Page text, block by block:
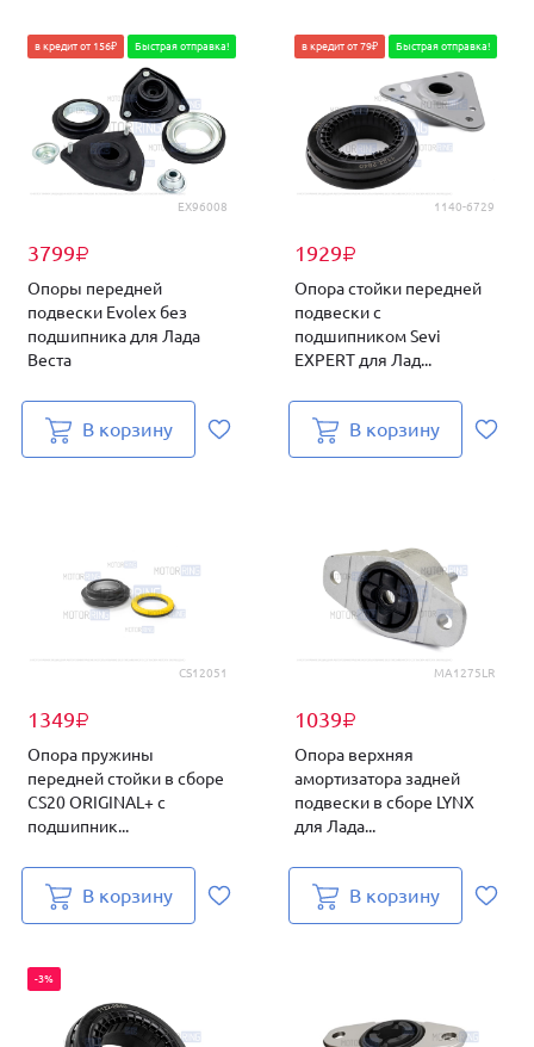
EX96008
3799₽
в кредит от 156₽ Быстрая отправка!
Опоры передней
подвески Evolex без
подшипника для Лада
Веста
В корзину
1140-6729
1929₽
в кредит от 79₽ Быстрая отправка!
Опора стойки передней
подвески с
подшипником Sevi
EXPERT для Лад...
В корзину
CS12051
1349₽
Опора пружины
передней стойки в сборе
CS20 ORIGINAL+ с
подшипник...
В корзину
MA1275LR
1039₽
Опора верхняя
амортизатора задней
подвески в сборе LYNX
для Лада...
В корзину
-3%